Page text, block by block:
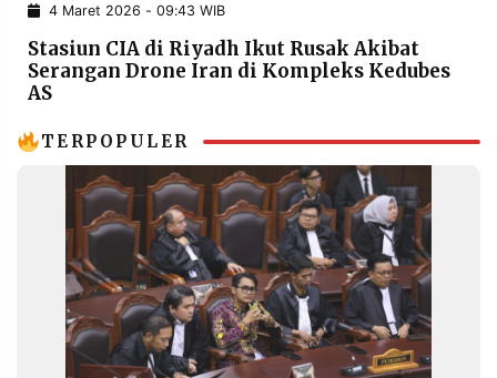
PENGADUAN TERM
OF
SERVICE
IKUTI
4 Maret 2026 - 09:43 WIB
Stasiun CIA di Riyadh Ikut Rusak Akibat
Serangan Drone Iran di Kompleks Kedubes
AS
TERPOPULER